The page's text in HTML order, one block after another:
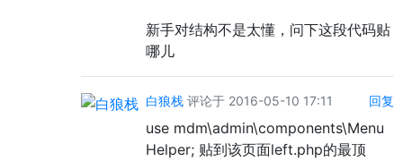
新手对结构不是太懂，问下这段代码贴
哪儿
白狼栈 评论于 2016-05-10 17:11 回复
use mdm\admin\components\Menu
Helper; 贴到该页面left.php的最顶